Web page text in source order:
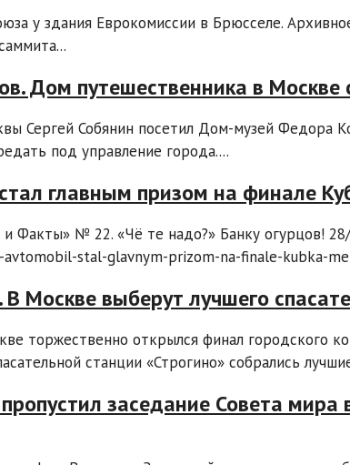
у здания Еврокомиссии в Брюсселе.
Дом путешественника в Москве
Сергей Собянин посетил Дом-музей Федора
под управление города....
главным призом на финале
Факты» № 22. «Чё те надо?» Банку огурцов!
stal-glavnym-prizom-na-finale-kubka-
Москве выберут лучшего
торжественно открылся финал городского
станции «Строгино» собрались
заседание Совета